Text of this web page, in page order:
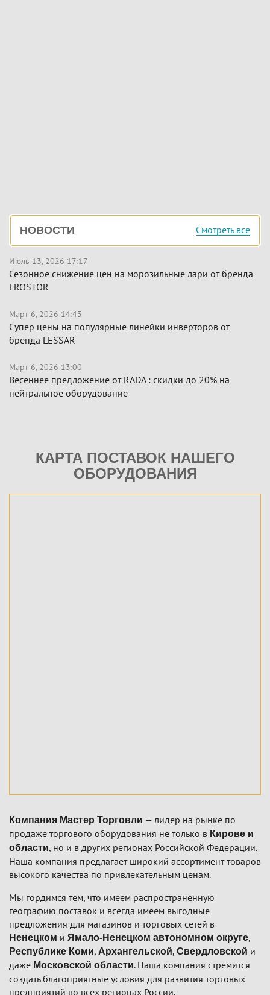
Боковая
панель
НОВОСТИ Смотреть все
Июль 13, 2026 17:17
Сезонное снижение цен на морозильные лари от бренда
FROSTOR
Март 6, 2026 14:43
Супер цены на популярные линейки инверторов от
бренда LESSAR
Март 6, 2026 13:00
Весеннее предложение от RADA : скидки до 20% на
нейтральное оборудование
КАРТА ПОСТАВОК НАШЕГО
ОБОРУДОВАНИЯ
Компания Мастер Торговли — лидер на рынке по
продаже торгового оборудования не только в Кирове и
области, но и в других регионах Российской Федерации.
Наша компания предлагает широкий ассортимент товаров
высокого качества по привлекательным ценам.
Мы гордимся тем, что имеем распространенную
географию поставок и всегда имеем выгодные
предложения для магазинов и торговых сетей в
Ненецком и Ямало-Ненецком автономном округе,
Республике Коми, Архангельской, Свердловской и
даже Московской области. Наша компания стремится
создать благоприятные условия для развития торговых
предприятий во всех регионах России.